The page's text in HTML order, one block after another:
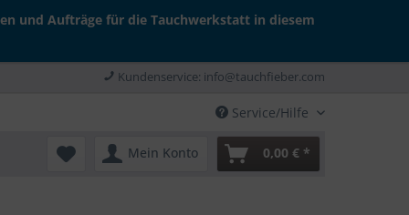
und Aufträge für die Tauchwerkstatt in diesem
Kundenservice: info@tauchfieber.com
Service/Hilfe
Mein Konto 0,00 € *